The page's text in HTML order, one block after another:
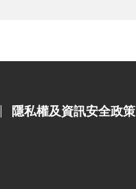
隱私權及資訊安全政策